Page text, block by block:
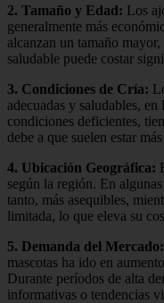
2. Tamaño y Edad: Los
generalmente más
alcanzan un tamaño
saludable puede costar
3. Condiciones de Cría:
adecuadas y saludables,
condiciones deficientes,
debe a que suelen estar
4. Ubicación Geográfica:
según la región. En
tanto, más asequibles,
limitada, lo que eleva su
5. Demanda del Mercado:
mascotas ha ido en
Durante períodos de alta
informativas o tendencias